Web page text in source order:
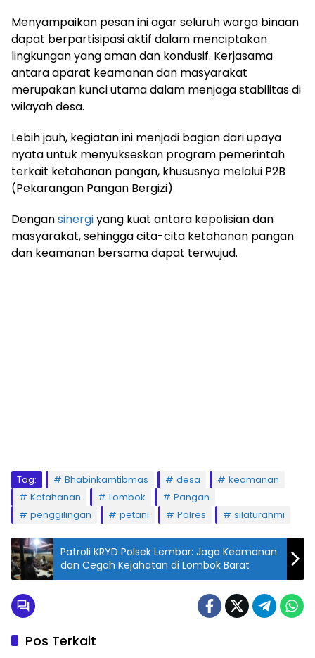
Menyampaikan pesan ini agar seluruh warga binaan
dapat berpartisipasi aktif dalam menciptakan
lingkungan yang aman dan kondusif. Kerjasama
antara aparat keamanan dan masyarakat
merupakan kunci utama dalam menjaga stabilitas di
wilayah desa.
Lebih jauh, kegiatan ini menjadi bagian dari upaya
nyata untuk menyukseskan program pemerintah
terkait ketahanan pangan, khususnya melalui P2B
(Pekarangan Pangan Bergizi).
Dengansinergiyang kuat antara kepolisian dan
masyarakat, sehingga cita-cita ketahanan pangan
dan keamanan bersama dapat terwujud.
Tag: Bhabinkamtibmas desa
keamanan
Ketahanan
Lombok
Pangan
penggilingan
petani Polres silaturahmi
Patroli KRYD Polsek Lembar: Jaga Keamanan
dan Cegah Kejahatan di Lombok Barat
Pos Terkait